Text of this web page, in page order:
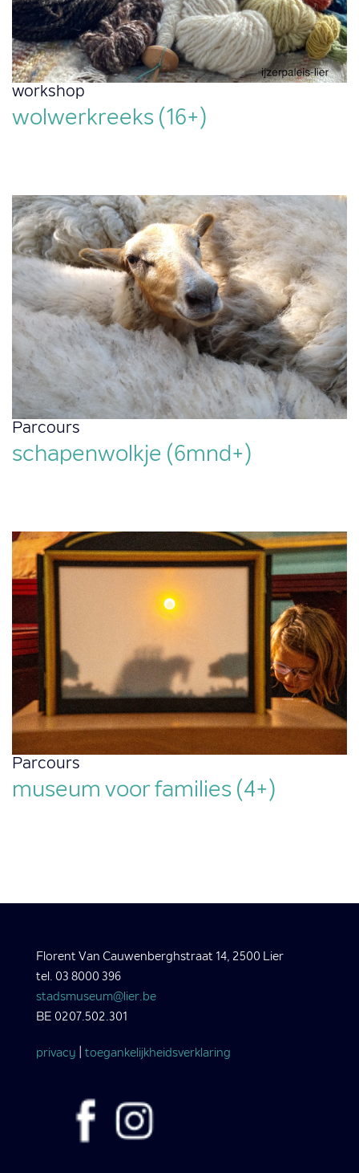
workshop
wolwerkreeks (16+)
Parcours
schapenwolkje (6mnd+)
Parcours
museum voor families (4+)
Florent Van Cauwenberghstraat 14, 2500 Lier
tel. 03 8000 396
stadsmuseum@lier.be
BE 0207.502.301
privacy toegankelijkheidsverklaring